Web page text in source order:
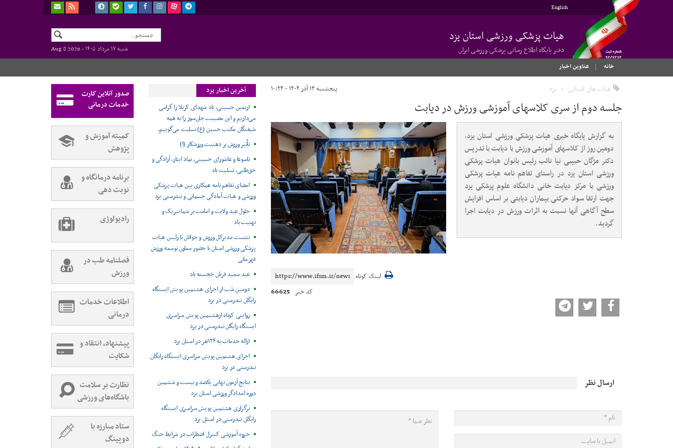
English
هیات پزشکی ورزشی استان یزد
دفتر پایگاه اطلاع رسانی پزشکی ورزشی ایران شنبه ۱۷ مرداد ۱۴۰۵ -
Aug 8 2026
خانه
عناوین اخبار
هیات های استانی یزد پنجشنبه ۱۳ آذر ۱۴۰۴ - ۱۰:۲۴
جلسه دوم از سری کلاسهای آموزشی ورزش در دیابت
به گزارش پایگاه خبری هیات پزشکی ورزشی استان یزد،
دومین روز از کلاسهای آموزشی ورزش با دیابت با تدریس
دکتر مژگان حبیبی نیا نائب رئیس بانوان هیات پزشکی
ورزشی استان یزد در راستای تفاهم نامه هیات پزشکی
ورزشی با مرکز دیابت خانی دانشگاه علوم پزشکی یزد
جهت ارتقا سواد حرکتی بیماران دیابتی بر اساس افزایش
سطح آگاهی آنها نسبت به اثرات ورزش در دیابت اجرا
گردید.
لینک کوتاه
کد خبر 66625
ارسال نظر
آخرین اخبار یزد
اربعین حسینی، یاد شهدای کربلا را گرامی
می‌داریم و این مصیبت جان‌سوز را به همه
شیفتگان مکتب حسین (ع) تسلیت می‌گوییم.
تأثیر ورزش بر ذهنیت ورزشکار (۱)
تاسوعا و عاشورای حسینی، نماد ایثار، آزادگی و
حق‌طلبی، تسلیت باد
امضای تفاهم نامه همکاری بین هیات پزشکی
ورزشی و هیات آمادگی جسمانی و تندرستی یزد
حلول عید ولایت و امامت بر شما تبریک و
تهنیت باد
نشست مدیرکل ورزش و جوانان با رئیس هیات
پزشکی ورزشی استان با حضور معاون توسعه ورزش
قهرمانی
عید سعید قربان خجسته باد
دومین شب از اجرای هشتمین پویش ایستگاه
رایگان تندرستی در یزد
روایتی کوتاه ازهشتمین پویش سراسری
ایستگاه رایگان تندرستی در یزد
ارائه خدمات به ۱۲۴نفر در استان یزد
اجرای هشتمین پویش سراسری ایستگاه رایگان
تندرستی در یزد
نتایج آزمون نهایی یکصد و بیست و ششمین
دوره امدادگر ورزشی استان یزد
برگزاری هشتمین پویش سراسری ایستگاه
رایگان تندرستی در استان یزد
جزوه آموزشی کنترل اضطراب در شرایط جنگ
صدور آنلاین کارت
خدمات درمانی
کمیته آموزش و
پژوهش
برنامه درمانگاه و
نوبت دهی
رادیولوژی
فصلنامه طب در
ورزش
اطلاعات خدمات
درمانی
پیشنهاد، انتقاد و
شکایت
نظارت بر سلامت
باشگاه‌های ورزشی
ستاد مبارزه با
دوپینگ